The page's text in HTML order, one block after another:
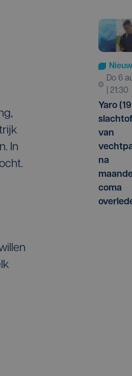
In
do 6 augustus
| 21:30
Yaro
van
na
coma